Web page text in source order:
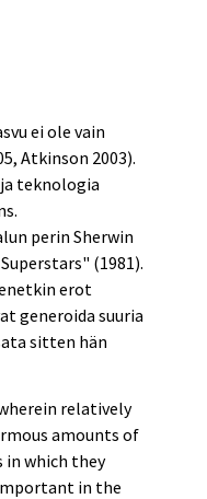
ei ole vain
Atkinson 2003).
teknologia
perin Sherwin
(1981).
erot
generoida suuria
sitten hän
relatively
amounts of
in which they
in the